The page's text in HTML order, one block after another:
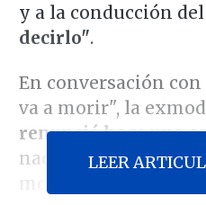
y a la conducción
decirlo".
En conversación
va a morir", la
renuncié hace una
nadie sabe" y agregó
momento en el que
LEER